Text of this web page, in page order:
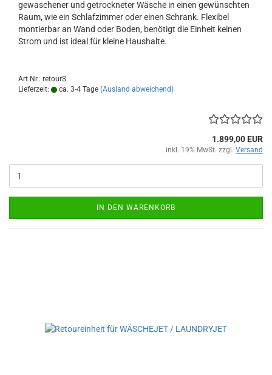
gewaschener und getrockneter Wäsche in einen gewünschten
Raum, wie ein Schlafzimmer oder einen Schrank. Flexibel
montierbar an Wand oder Boden, benötigt die Einheit keinen
Strom und ist ideal für kleine Haushalte.
Art.Nr.: retourS
Lieferzeit:
ca. 3-4 Tage (Ausland abweichend)
1.899,00 EUR
inkl. 19% MwSt. zzgl. Versand
IN DEN WARENKORB